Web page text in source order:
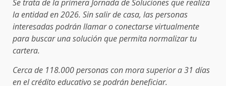
Se trata de la primera Jornada de Soluciones que realiza
la entidad en 2026. Sin salir de casa, las personas
interesadas podrán llamar o conectarse virtualmente
para buscar una solución que permita normalizar tu
cartera.
Cerca de 118.000 personas con mora superior a 31 días
en el crédito educativo se podrán beneficiar.